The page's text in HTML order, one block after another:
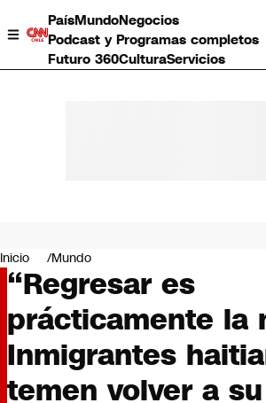
PaísMundoNegocios
Podcast y Programas completos
Futuro 360CulturaServicios
Negocios
Deportes
Programas completos
Cultura
Servicios
Bits
CNN Data
CNN tiempo
Inicio Mundo
“Regresar es
prácticamente la
Inmigrantes
temen volver a